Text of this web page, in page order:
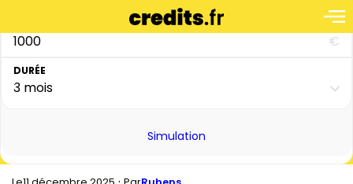
€
DURÉE
Simulation